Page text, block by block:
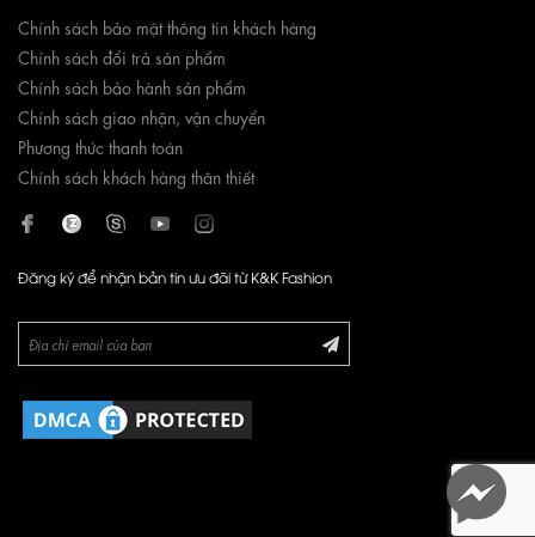
Chính sách bảo mật thông tin khách hàng
Chính sách đổi trả sản phẩm
Chính sách bảo hành sản phẩm
Chính sách giao nhận, vận chuyển
Phương thức thanh toán
Chính sách khách hàng thân thiết
Đăng ký để nhận bản tin ưu đãi từ K&K Fashion